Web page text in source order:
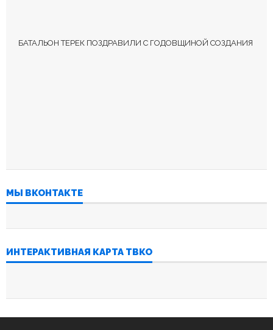
БАТАЛЬОН ТЕРЕК ПОЗДРАВИЛИ С ГОДОВЩИНОЙ СОЗДАНИЯ
МЫ ВКОНТАКТЕ
ИНТЕРАКТИВНАЯ КАРТА ТВКО